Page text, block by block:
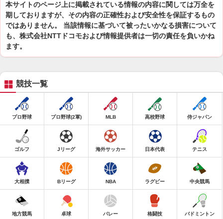
本サイトのページ上に掲載されている情報の内容に関しては万全を
期しておりますが、その内容の正確性および安全性を保証するもの
ではありません。 当該情報に基づいて被ったいかなる損害について
も、株式会社NTTドコモおよび情報提供者は一切の責任を負いかね
ます。
競技一覧
プロ野球 プロ野球(2軍) MLB 高校野球 侍ジャパン
ゴルフ Jリーグ 海外サッカー 日本代表 テニス
大相撲 Bリーグ NBA ラグビー 中央競馬
地方競馬 卓球 バレー 格闘技 バドミントン